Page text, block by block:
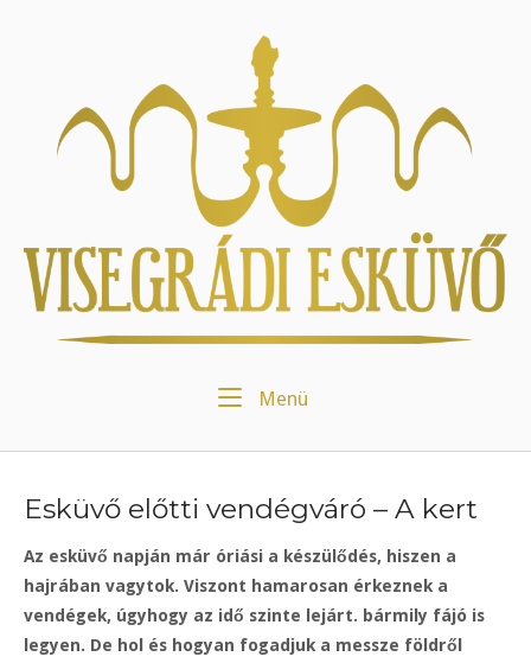
Menü
Esküvő előtti vendégváró – A kert
Az esküvő napján már óriási a készülődés, hiszen a
hajrában vagytok. Viszont hamarosan érkeznek a
vendégek, úgyhogy az idő szinte lejárt. bármily fájó is
legyen. De hol és hogyan fogadjuk a messze földről